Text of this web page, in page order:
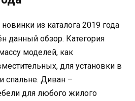
из каталога 2019 года
данный обзор. Категория
моделей, как
для установки в
спальне. Диван –
для любого жилого